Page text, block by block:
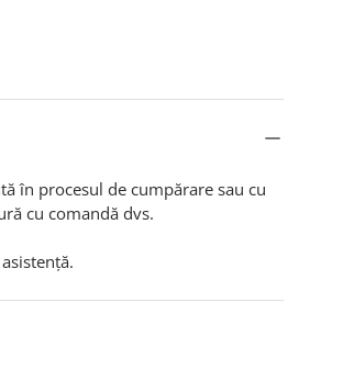
în procesul de cumpărare sau cu
cu comandă dvs.